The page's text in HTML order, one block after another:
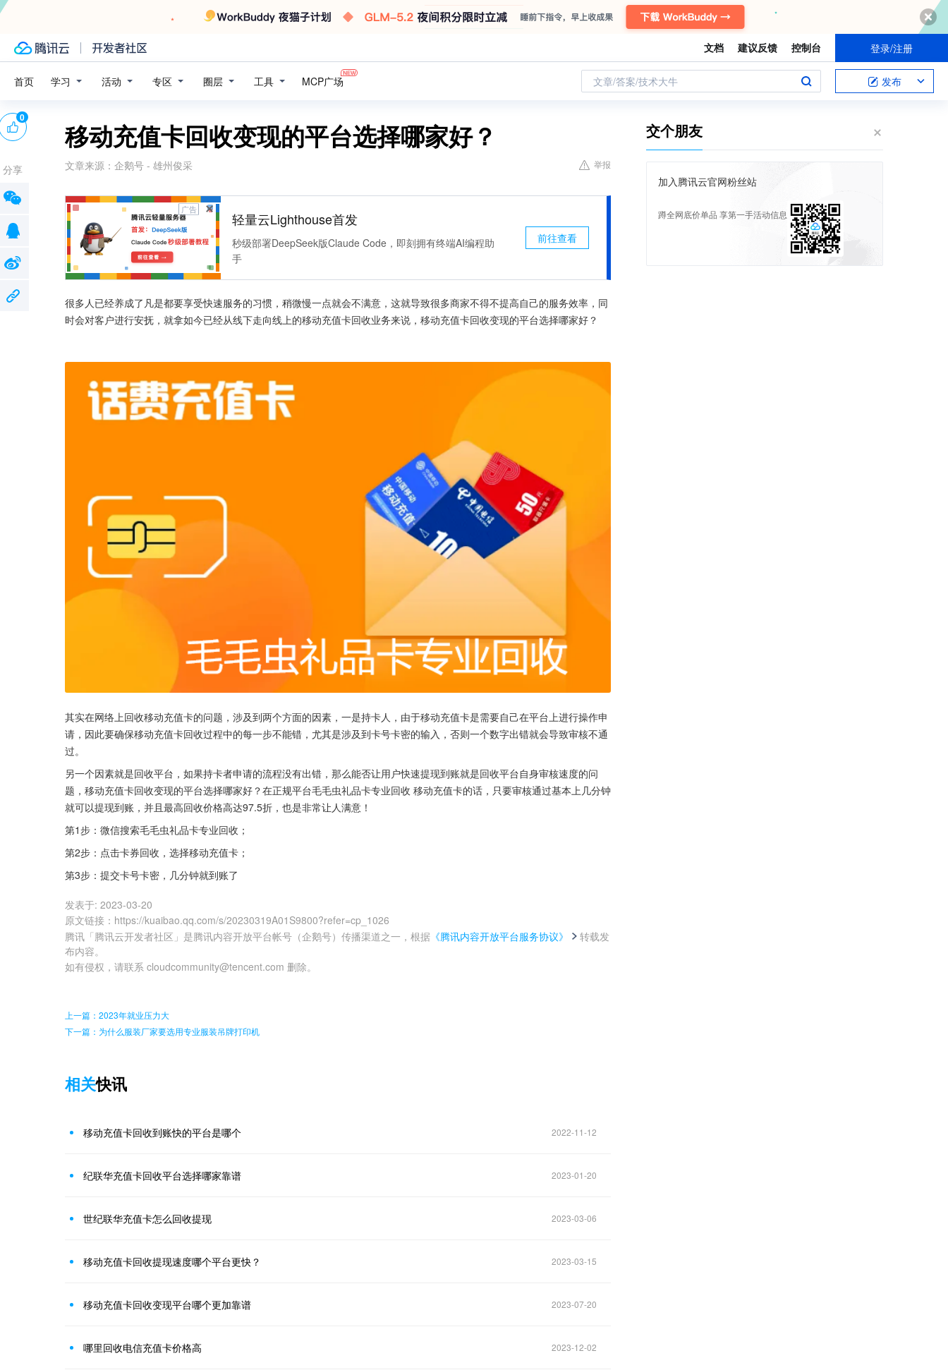
文档 建议反馈 控制台 登录/注册
首页 学习 活动 专区 圈层 工具 MCP广场 文章/答案/技术大牛 发布
移动充值卡回收变现的平台选择哪家好？
文章来源： 企鹅号 - 雄州俊采 举报
广告
轻量云Lighthouse首发
秒级部署DeepSeek版Claude Code，即刻拥有终端AI编程助
手
前往查看
很多人已经养成了凡是都要享受快速服务的习惯，稍微慢一点就会不满意，这就导致很多商家不得不提高自己的服务效率，同
时会对客户进行安抚，就拿如今已经从线下走向线上的移动充值卡回收业务来说，移动充值卡回收变现的平台选择哪家好？
其实在网络上回收移动充值卡的问题，涉及到两个方面的因素，一是持卡人，由于移动充值卡是需要自己在平台上进行操作申
请，因此要确保移动充值卡回收过程中的每一步不能错，尤其是涉及到卡号卡密的输入，否则一个数字出错就会导致审核不通
过。
另一个因素就是回收平台，如果持卡者申请的流程没有出错，那么能否让用户快速提现到账就是回收平台自身审核速度的问
题，移动充值卡回收变现的平台选择哪家好？在正规平台毛毛虫礼品卡专业回收 移动充值卡的话，只要审核通过基本上几分钟
就可以提现到账，并且最高回收价格高达97.5折，也是非常让人满意！
第1步：微信搜索毛毛虫礼品卡专业回收；
第2步：点击卡券回收，选择移动充值卡；
第3步：提交卡号卡密，几分钟就到账了
发表于: 2023-03-20
原文链接 ： https://kuaibao.qq.com/s/20230319A01S9800?refer=cp_1026
腾讯「腾讯云开发者社区」是腾讯内容开放平台帐号（企鹅号）传播渠道之一，根据 《腾讯内容开放平台服务协议》
转载发
布内容。
如有侵权，请联系 cloudcommunity@tencent.com 删除。
0
分享
上一篇：2023年就业压力大
下一篇：为什么服装厂家要选用专业服装吊牌打印机
相关快讯
移动充值卡回收到账快的平台是哪个 2022-11-12
纪联华充值卡回收平台选择哪家靠谱 2023-01-20
世纪联华充值卡怎么回收提现 2023-03-06
移动充值卡回收提现速度哪个平台更快？ 2023-03-15
移动充值卡回收变现平台哪个更加靠谱 2023-07-20
哪里回收电信充值卡价格高 2023-12-02
交个朋友
加入腾讯云官网粉丝站
蹲全网底价单品 享第一手活动信息